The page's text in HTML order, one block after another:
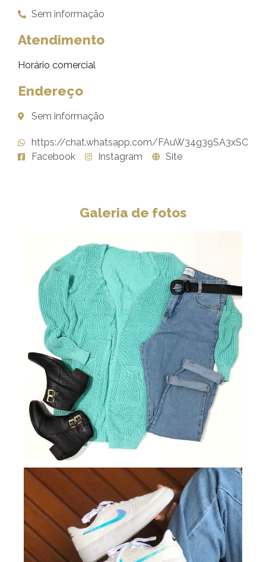
Sem informação
Atendimento
Horário comercial
Endereço
Sem informação
https://chat.whatsapp.com/
Facebook
Instagram Site
Galeria de fotos